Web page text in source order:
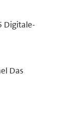
Digitale-
Das